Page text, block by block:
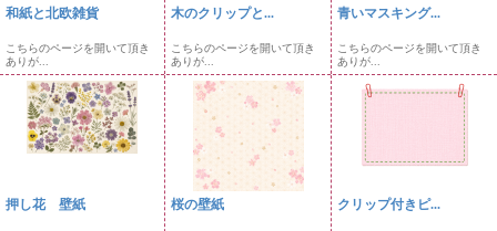
和紙と北欧雑貨
こちらのページを開いて頂き
ありが...
木のクリップと...
こちらのページを開いて頂き
ありが...
青いマスキング...
こちらのページを開いて頂き
ありが...
押し花 壁紙 桜の壁紙 クリップ付きピ...